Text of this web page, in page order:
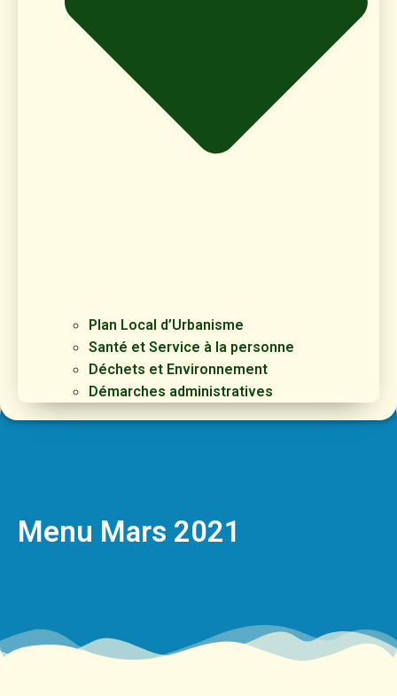
Plan Local d’Urbanisme
Santé et Service à la personne
Déchets et Environnement
Démarches administratives
Menu Mars 2021